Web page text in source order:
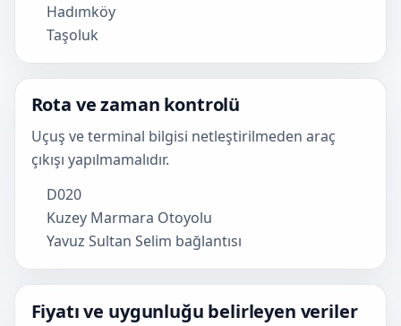
Hadımköy
Taşoluk
Rota ve zaman kontrolü
Uçuş ve terminal bilgisi netleştirilmeden araç
çıkışı yapılmamalıdır.
D020
Kuzey Marmara Otoyolu
Yavuz Sultan Selim bağlantısı
Fiyatı ve uygunluğu belirleyen veriler